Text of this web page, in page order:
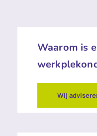
Waarom is
Wij